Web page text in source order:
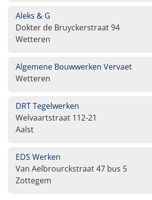
Aleks & G
Dokter de Bruyckerstraat 94
Wetteren
Algemene Bouwwerken Vervaet
Wetteren
DRT Tegelwerken
Welvaartstraat 112-21
Aalst
EDS Werken
Van Aelbrourckstraat 47 bus 5
Zottegem